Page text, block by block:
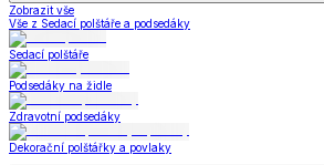
Zobrazit vše
Vše z Sedací polštáře a podsedáky
Sedací polštáře
Podsedáky na židle
Zdravotní podsedáky
Dekorační polštářky a povlaky